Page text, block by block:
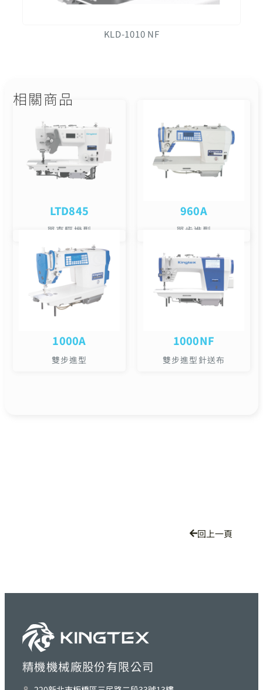
KLD-1010 NF
相關商品
LTD845
單直驅機型
960A
單步進型
1000A
雙步進型
1000NF
雙步進型針送布
回上一頁
精機機械廠股份有限公司